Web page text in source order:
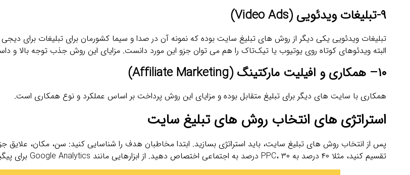
۹-تبلیغات ویدئویی(Video Ads)
تبلیغات ویدئویی یکی دیگر از روش های تبلیغ سایت بوده که نمونه آن در صدا و سیما کشورمان برای تبلیغات برای
البته ویدئوهای کوتاه روی یوتیوب یا تیک‌تاک را هم می توان جزو این مورد دانست. مزایای این روش جذب توجه بالا و
۱۰– همکاری و افیلیت مارکتینگ(Affiliate Marketing)
همکاری با سایت ‌های دیگر برای تبلیغ متقابل بوده و مزایای این روش پرداخت بر اساس عملکرد و نوع همکاری است.
استراتژی‌ های انتخاب روش های تبلیغ سایت
پس از انتخاب روش های تبلیغ سایت، باید استراتژی بسازید. ابتدا مخاطبان هدف را شناسایی کنید: سن، مکان، علایق
تقسیم کنید، مثلا ۴۰ درصد به PPC، ۳۰ درصد به اجتماعی اختصاص دهید. از ابزارهایی مانند Google Analytics برای پیگیری استفاده کنید.